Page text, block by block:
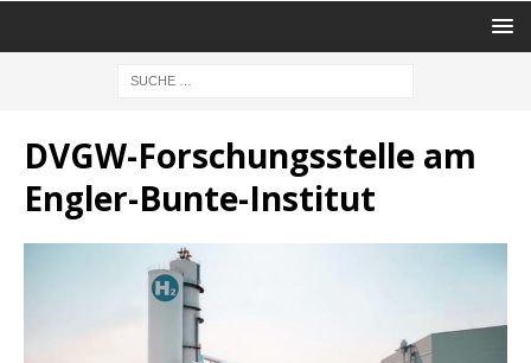
DVGW-Forschungsstelle am
Engler-Bunte-Institut